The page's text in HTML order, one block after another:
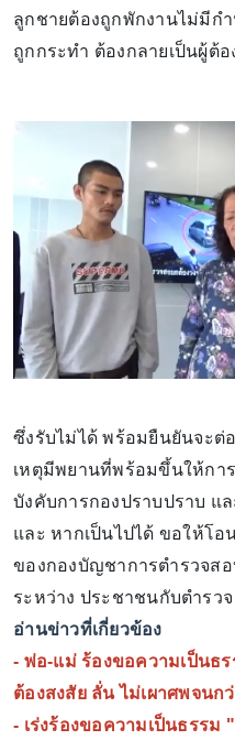
ลูกชายต้องถูกพักงานไม่มีก
ถูกกระทำ ต้องกลายเป็นผู้ต้อ
ซึ่งรับไม่ได้ พร้อมยืนยันจะต่
เหตุมีพยานที่พร้อมขึ้นให้กา
บังคับการกองปราบปราบ แ
และ หากเป็นไปได้ ขอให้โ
ของกองบัญชาการตำรวจสอ
ระหว่าง ประชาชนกับตำรว
อ่านข่าวที่เกี่ยวข้อง
- พ่อ-แม่ ร้องขอความเป็นธร
ต้องสงสัย ลั่น ไม่เผาศพจนก
- เร่งร้องขอความเป็นธรรม